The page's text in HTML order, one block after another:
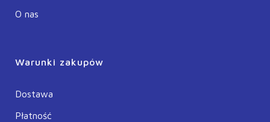
O nas
Warunki zakupów
Dostawa
Płatność